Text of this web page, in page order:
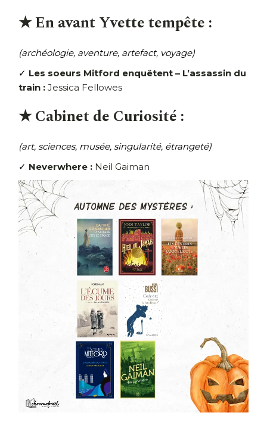
★ En avant Yvette tempête :
(archéologie, aventure, artefact, voyage)
✓ Les soeurs Mitford enquêtent – L’assassin du
train : Jessica Fellowes
★ Cabinet de Curiosité :
(art, sciences, musée, singularité, étrangeté)
✓ Neverwhere : Neil Gaiman